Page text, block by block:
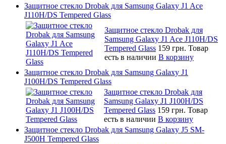
Защитное стекло Drobak для Samsung Galaxy J1 Ace
J110H/DS Tempered Glass
Защитное стекло Drobak для
Samsung Galaxy J1 Ace J110H/DS
Tempered Glass 159 грн. Товар
есть в наличии В корзину
Защитное стекло Drobak для Samsung Galaxy J1
J100H/DS Tempered Glass
Защитное стекло Drobak для
Samsung Galaxy J1 J100H/DS
Tempered Glass 159 грн. Товар
есть в наличии В корзину
Защитное стекло Drobak для Samsung Galaxy J5 SM-
J500H Tempered Glass